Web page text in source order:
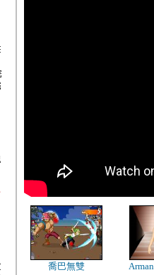
喬巴無雙